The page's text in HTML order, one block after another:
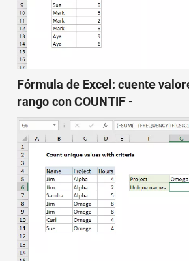
Fórmula de Excel: cuente
rango con COUNTIF -